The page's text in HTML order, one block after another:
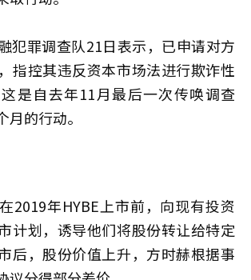
犯罪调查队21日表示，已申请对方
指控其违反资本市场法进行欺诈性
是自去年11月最后一次传唤调查
的行动。
2019年HYBE上市前，向现有投资
计划，诱导他们将股份转让给特定
后，股份价值上升，方时赫根据事